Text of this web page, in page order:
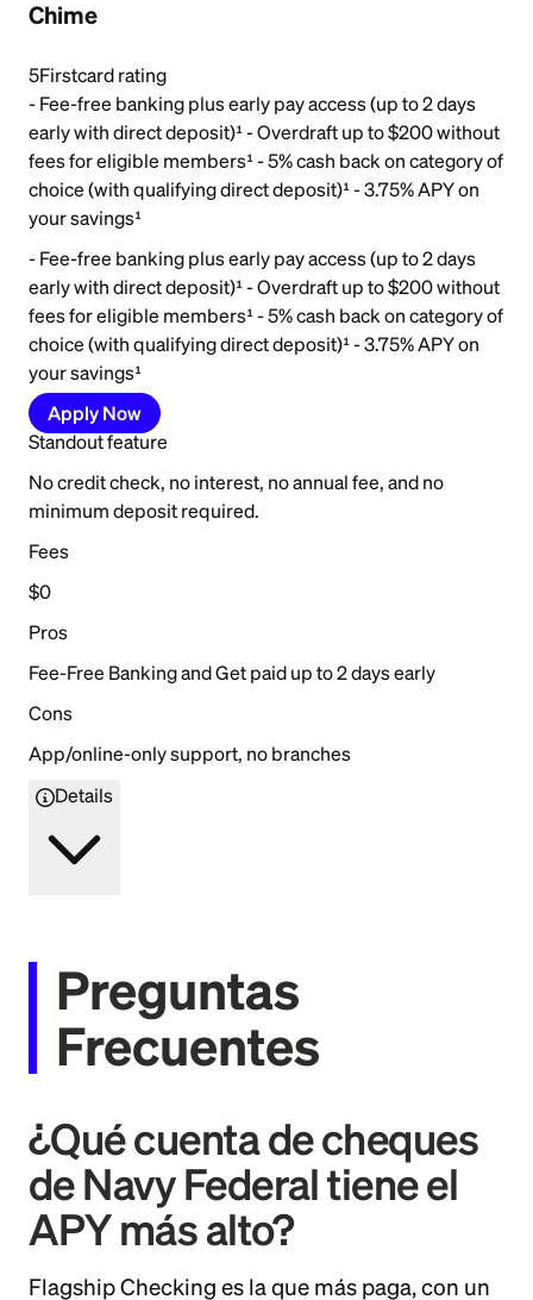
Chime
5Firstcard rating
- Fee-free banking plus early pay access (up to 2 days
early with direct deposit)¹ - Overdraft up to $200 without
fees for eligible members¹ - 5% cash back on category of
choice (with qualifying direct deposit)¹ - 3.75% APY on
your savings¹
- Fee-free banking plus early pay access (up to 2 days
early with direct deposit)¹ - Overdraft up to $200 without
fees for eligible members¹ - 5% cash back on category of
choice (with qualifying direct deposit)¹ - 3.75% APY on
your savings¹
Apply Now
Standout feature
No credit check, no interest, no annual fee, and no
minimum deposit required.
Fees
$0
Pros
Fee-Free Banking and Get paid up to 2 days early
Cons
App/online-only support, no branches
Details
Preguntas
Frecuentes
¿Qué cuenta de cheques
de Navy Federal tiene el
APY más alto?
Flagship Checking es la que más paga, con un